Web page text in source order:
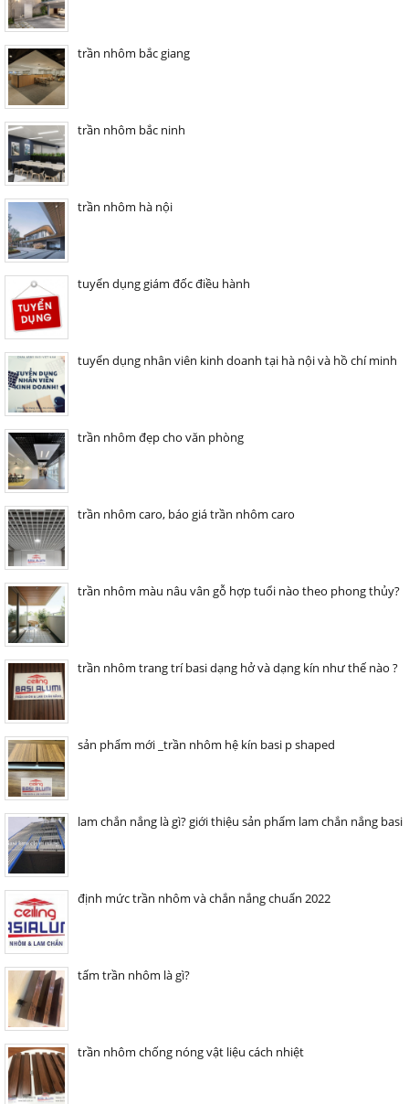
trần nhôm bắc giang
trần nhôm bắc ninh
trần nhôm hà nội
tuyển dụng giám đốc điều hành
tuyển dụng nhân viên kinh doanh tại hà nội và hồ chí minh
trần nhôm đẹp cho văn phòng
trần nhôm caro, báo giá trần nhôm caro
trần nhôm màu nâu vân gỗ hợp tuổi nào theo phong thủy?
trần nhôm trang trí basi dạng hở và dạng kín như thế nào ?
sản phẩm mới _trần nhôm hệ kín basi p shaped
lam chắn nắng là gì? giới thiệu sản phẩm lam chắn nắng basi
định mức trần nhôm và chắn nắng chuẩn 2022
tấm trần nhôm là gì?
trần nhôm chống nóng vật liệu cách nhiệt